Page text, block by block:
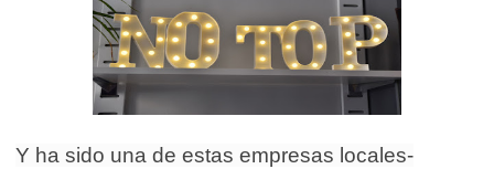
Y ha sido una de estas empresas locales-